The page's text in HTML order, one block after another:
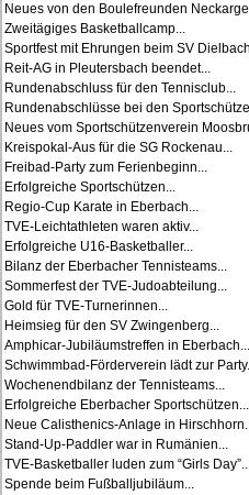
Neues von den Boulefreunden
Zweitägiges Basketballcamp...
Sportfest mit Ehrungen beim SV
Reit-AG in Pleutersbach beendet...
Rundenabschluss für den Tennisclub...
Rundenabschlüsse bei den
Neues vom Sportschützenverein
Kreispokal-Aus für die SG Rockenau...
Freibad-Party zum Ferienbeginn...
Erfolgreiche Sportschützen...
Regio-Cup Karate in Eberbach...
TVE-Leichtathleten waren aktiv...
Erfolgreiche U16-Basketballer...
Bilanz der Eberbacher Tennisteams...
Sommerfest der TVE-Judoabteilung...
Gold für TVE-Turnerinnen...
Heimsieg für den SV Zwingenberg...
Amphicar-Jubiläumstreffen in Eberbach...
Schwimmbad-Förderverein lädt zur
Wochenendbilanz der Tennisteams...
Erfolgreiche Eberbacher Sportschützen...
Neue Calisthenics-Anlage in
Stand-Up-Paddler war in Rumänien...
TVE-Basketballer luden zum “Girls
Spende beim Fußballjubiläum...